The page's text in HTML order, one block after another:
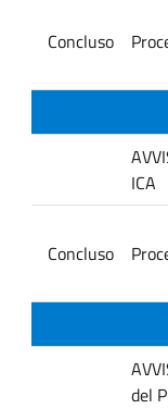
Concluso
ICA
Concluso
del